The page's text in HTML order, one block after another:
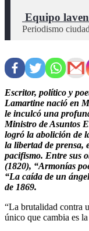
Equipo
Periodismo
Escritor, político y
Lamartine nació en
le inculcó una
Ministro de Asuntos
logró la abolición de
la libertad de prensa,
pacifismo. Entre sus
(1820), “Armonías
“La caída de un
de 1869.
“La brutalidad contra
único que cambia es